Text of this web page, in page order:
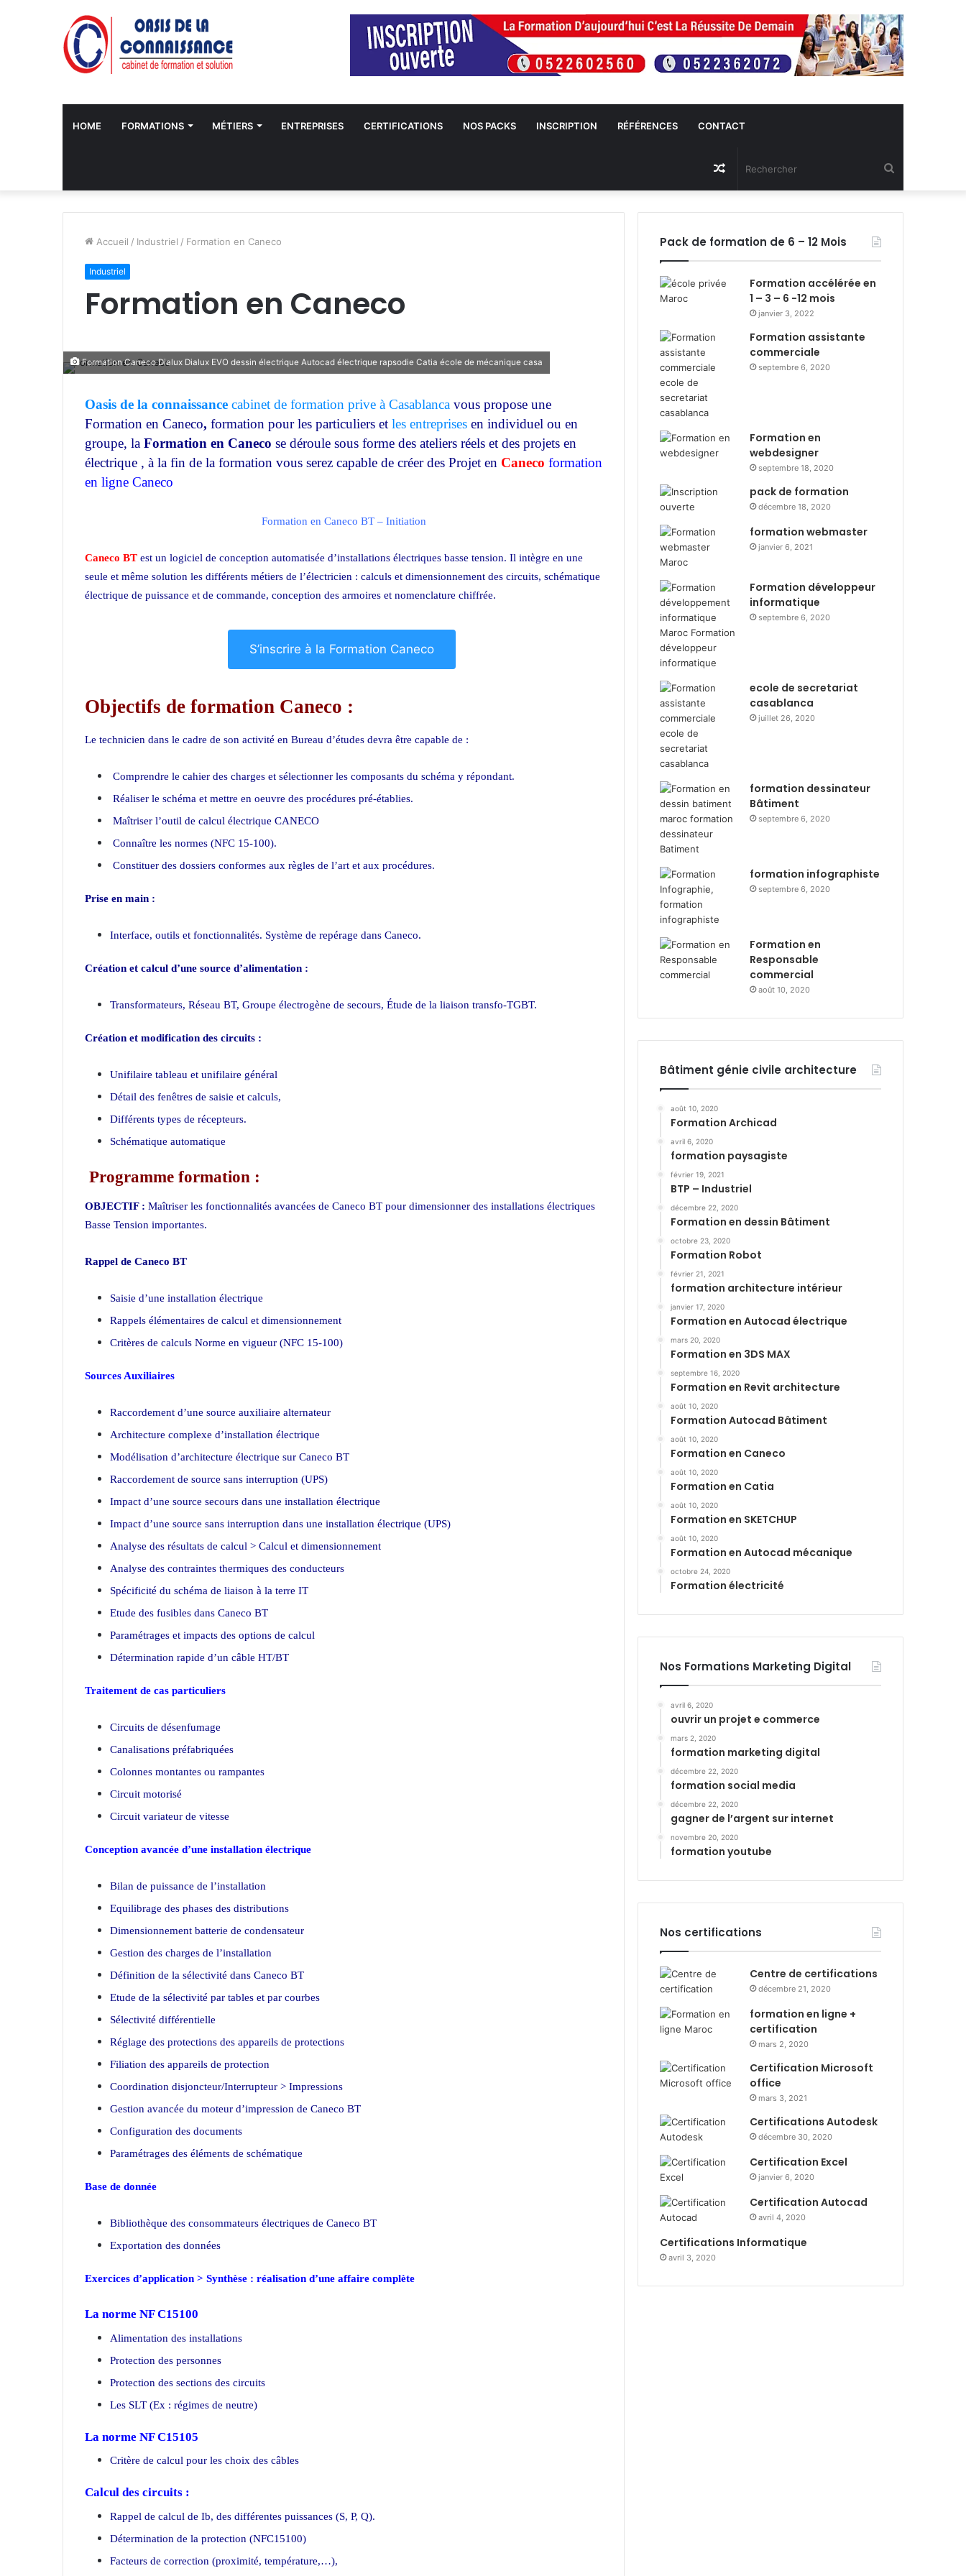
HOME FORMATIONS MÉTIERS ENTREPRISES CERTIFICATIONS NOS PACKS INSCRIPTION RÉFÉRENCES CONTACT
Article
Aléatoire
Accueil / Industriel / Formation en Caneco
Industriel
Formation en Caneco
Formation Caneco Dialux Dialux EVO dessin électrique Autocad électrique rapsodie Catia école de mécanique casa
Oasis de la connaissance cabinet de formation prive à Casablanca vous propose une
Formation en Caneco, formation pour les particuliers et les entreprises en individuel ou en
groupe, la Formation en Caneco se déroule sous forme des ateliers réels et des projets en
électrique , à la fin de la formation vous serez capable de créer des Projet en Caneco formation
en ligne Caneco
Formation en Caneco BT – Initiation
Caneco BT est un logiciel de conception automatisée d’installations électriques basse tension. Il intègre en une
seule et même solution les différents métiers de l’électricien : calculs et dimensionnement des circuits, schématique
électrique de puissance et de commande, conception des armoires et nomenclature chiffrée.
S’inscrire à la Formation Caneco
Objectifs de formation Caneco :
Le technicien dans le cadre de son activité en Bureau d’études devra être capable de :
Comprendre le cahier des charges et sélectionner les composants du schéma y répondant.
Réaliser le schéma et mettre en oeuvre des procédures pré-établies.
Maîtriser l’outil de calcul électrique CANECO
Connaître les normes (NFC 15-100).
Constituer des dossiers conformes aux règles de l’art et aux procédures.
Prise en main :
Interface, outils et fonctionnalités. Système de repérage dans Caneco.
Création et calcul d’une source d’alimentation :
Transformateurs, Réseau BT, Groupe électrogène de secours, Étude de la liaison transfo-TGBT.
Création et modification des circuits :
Unifilaire tableau et unifilaire général
Détail des fenêtres de saisie et calculs,
Différents types de récepteurs.
Schématique automatique
Programme formation :
OBJECTIF : Maîtriser les fonctionnalités avancées de Caneco BT pour dimensionner des installations électriques
Basse Tension importantes.
Rappel de Caneco BT
Saisie d’une installation électrique
Rappels élémentaires de calcul et dimensionnement
Critères de calculs Norme en vigueur (NFC 15-100)
Sources Auxiliaires
Raccordement d’une source auxiliaire alternateur
Architecture complexe d’installation électrique
Modélisation d’architecture électrique sur Caneco BT
Raccordement de source sans interruption (UPS)
Impact d’une source secours dans une installation électrique
Impact d’une source sans interruption dans une installation électrique (UPS)
Analyse des résultats de calcul > Calcul et dimensionnement
Analyse des contraintes thermiques des conducteurs
Spécificité du schéma de liaison à la terre IT
Etude des fusibles dans Caneco BT
Paramétrages et impacts des options de calcul
Détermination rapide d’un câble HT/BT
Traitement de cas particuliers
Circuits de désenfumage
Canalisations préfabriquées
Colonnes montantes ou rampantes
Circuit motorisé
Circuit variateur de vitesse
Conception avancée d’une installation électrique
Bilan de puissance de l’installation
Equilibrage des phases des distributions
Dimensionnement batterie de condensateur
Gestion des charges de l’installation
Définition de la sélectivité dans Caneco BT
Etude de la sélectivité par tables et par courbes
Sélectivité différentielle
Réglage des protections des appareils de protections
Filiation des appareils de protection
Coordination disjoncteur/Interrupteur > Impressions
Gestion avancée du moteur d’impression de Caneco BT
Configuration des documents
Paramétrages des éléments de schématique
Base de donnée
Bibliothèque des consommateurs électriques de Caneco BT
Exportation des données
Exercices d’application > Synthèse : réalisation d’une affaire complète
La norme NF C15100
Alimentation des installations
Protection des personnes
Protection des sections des circuits
Les SLT (Ex : régimes de neutre)
La norme NF C15105
Critère de calcul pour les choix des câbles
Calcul des circuits :
Rappel de calcul de Ib, des différentes puissances (S, P, Q).
Détermination de la protection (NFC15100)
Facteurs de correction (proximité, température,…),
Pack de formation de 6 – 12 Mois
Formation accélérée en
1 – 3 – 6 -12 mois
janvier 3, 2022
Formation assistante
commerciale
septembre 6, 2020
Formation en
webdesigner
septembre 18, 2020
pack de formation
décembre 18, 2020
formation webmaster
janvier 6, 2021
Formation développeur
informatique
septembre 6, 2020
ecole de secretariat
casablanca
juillet 26, 2020
formation dessinateur
Bâtiment
septembre 6, 2020
formation infographiste
septembre 6, 2020
Formation en
Responsable
commercial
août 10, 2020
Bâtiment génie civile architecture
août 10, 2020
Formation Archicad
avril 6, 2020
formation paysagiste
février 19, 2021
BTP – Industriel
décembre 22, 2020
Formation en dessin Bâtiment
octobre 23, 2020
Formation Robot
février 21, 2021
formation architecture intérieur
janvier 17, 2020
Formation en Autocad électrique
mars 20, 2020
Formation en 3DS MAX
septembre 16, 2020
Formation en Revit architecture
août 10, 2020
Formation Autocad Bâtiment
août 10, 2020
Formation en Caneco
août 10, 2020
Formation en Catia
août 10, 2020
Formation en SKETCHUP
août 10, 2020
Formation en Autocad mécanique
octobre 24, 2020
Formation électricité
Nos Formations Marketing Digital
avril 6, 2020
ouvrir un projet e commerce
mars 2, 2020
formation marketing digital
décembre 22, 2020
formation social media
décembre 22, 2020
gagner de l’argent sur internet
novembre 20, 2020
formation youtube
Nos certifications
Centre de certifications
décembre 21, 2020
formation en ligne +
certification
mars 2, 2020
Certification Microsoft
office
mars 3, 2021
Certifications Autodesk
décembre 30, 2020
Certification Excel
janvier 6, 2020
Certification Autocad
avril 4, 2020
Certifications Informatique
avril 3, 2020